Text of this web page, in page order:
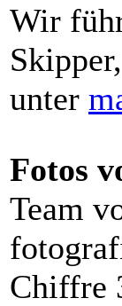
Wir
unter
Fotos
Team
Chiffre